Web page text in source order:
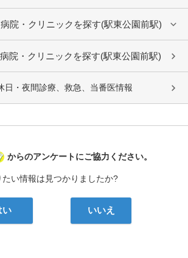
院・クリニックを探す(駅東公園前駅)
院・クリニックを探す(駅東公園前駅)
日・夜間診療、救急、当番医情報
病院なび
からのアンケートにご協力ください。
たい情報は見つかりましたか?
い いいえ